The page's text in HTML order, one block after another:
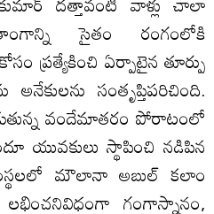
సైతం రంగంలోకి
ప్రత్యేకించి ఏర్పాటైన తూర్పు
అనేకులను సంతృప్తిపరిచింది.
వందేమాతరం పోరాటంలో
యువకులు స్థాపించి నడిపిన
మౌలానా అబుల్‌ కలాం
గంగాస్నానం,